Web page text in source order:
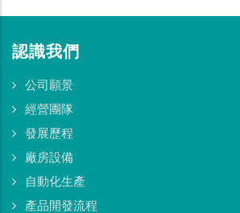
認識我們
公司願景
經營團隊
發展歷程
廠房設備
自動化生產
產品開發流程